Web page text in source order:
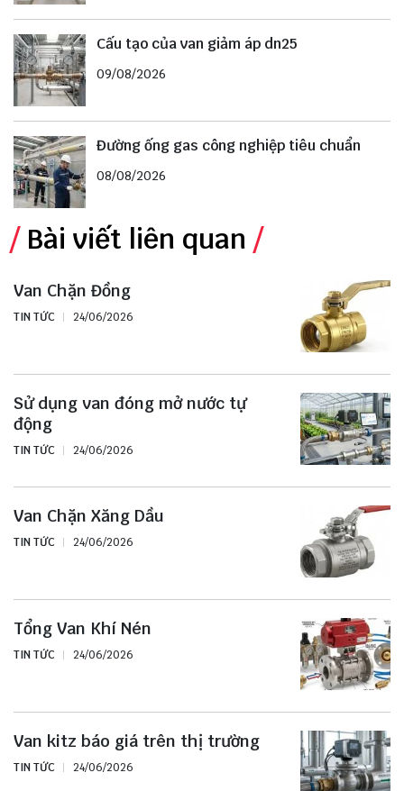
Cấu tạo của van giảm áp dn25
09/08/2026
Đường ống gas công nghiệp tiêu chuẩn
08/08/2026
Bài viết liên quan
Van Chặn Đồng
TIN TỨC 24/06/2026
Sử dụng van đóng mở nước tự
động
TIN TỨC 24/06/2026
Van Chặn Xăng Dầu
TIN TỨC 24/06/2026
Tổng Van Khí Nén
TIN TỨC 24/06/2026
Van kitz báo giá trên thị trường
TIN TỨC 24/06/2026